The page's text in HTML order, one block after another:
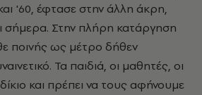
'60, έφτασε στην άλλη άκρη,
σήμερα. Στην πλήρη κατάργηση
ποινής ως μέτρο δήθεν
Τα παιδιά, οι μαθητές, οι
και πρέπει να τους αφήνουμε